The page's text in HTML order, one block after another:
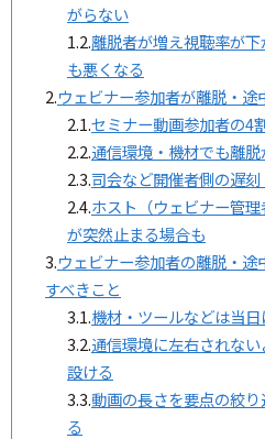
がらない
1.2.離脱者が増え視聴率が
も悪くなる
2.ウェビナー参加者が離脱・途
2.1.セミナー動画参加者の4
2.2.通信環境・機材でも離
2.3.司会など開催者側の遅
2.4.ホスト（ウェビナー管
が突然止まる場合も
3.ウェビナー参加者の離脱・
すべきこと
3.1.機材・ツールなどは当
3.2.通信環境に左右されな
設ける
3.3.動画の長さを要点の絞
る